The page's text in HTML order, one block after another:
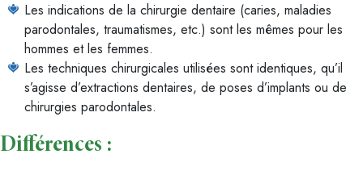
Les indications de la chirurgie dentaire (caries, maladies
parodontales, traumatismes, etc.) sont les mêmes pour les
hommes et les femmes.
Les techniques chirurgicales utilisées sont identiques, qu’il
s’agisse d’extractions dentaires, de poses d’implants ou de
chirurgies parodontales.
Différences :